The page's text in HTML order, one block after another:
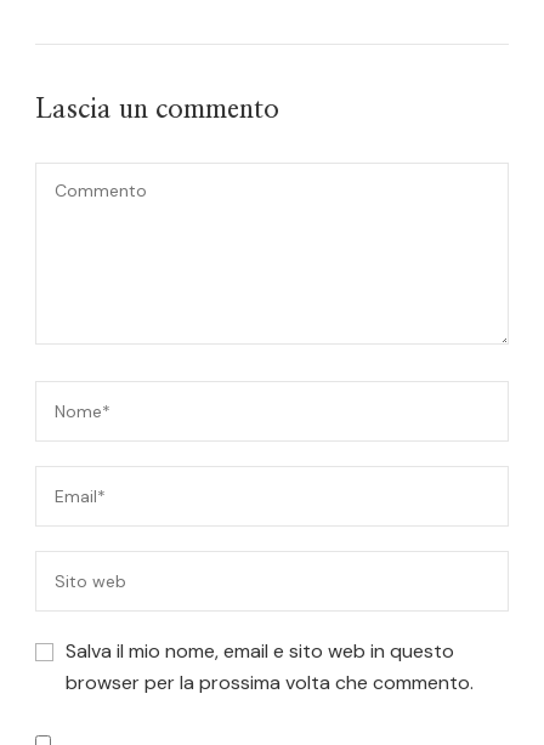
Lascia un commento
Salva il mio nome, email e sito web in questo
browser per la prossima volta che commento.